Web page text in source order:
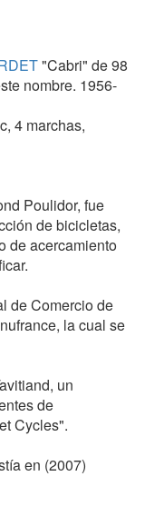
"Cabri" de 98
nombre. 1956-
4 marchas,
Poulidor, fue
de bicicletas,
de acercamiento
de Comercio de
la cual se
un
de
Cycles".
en (2007)